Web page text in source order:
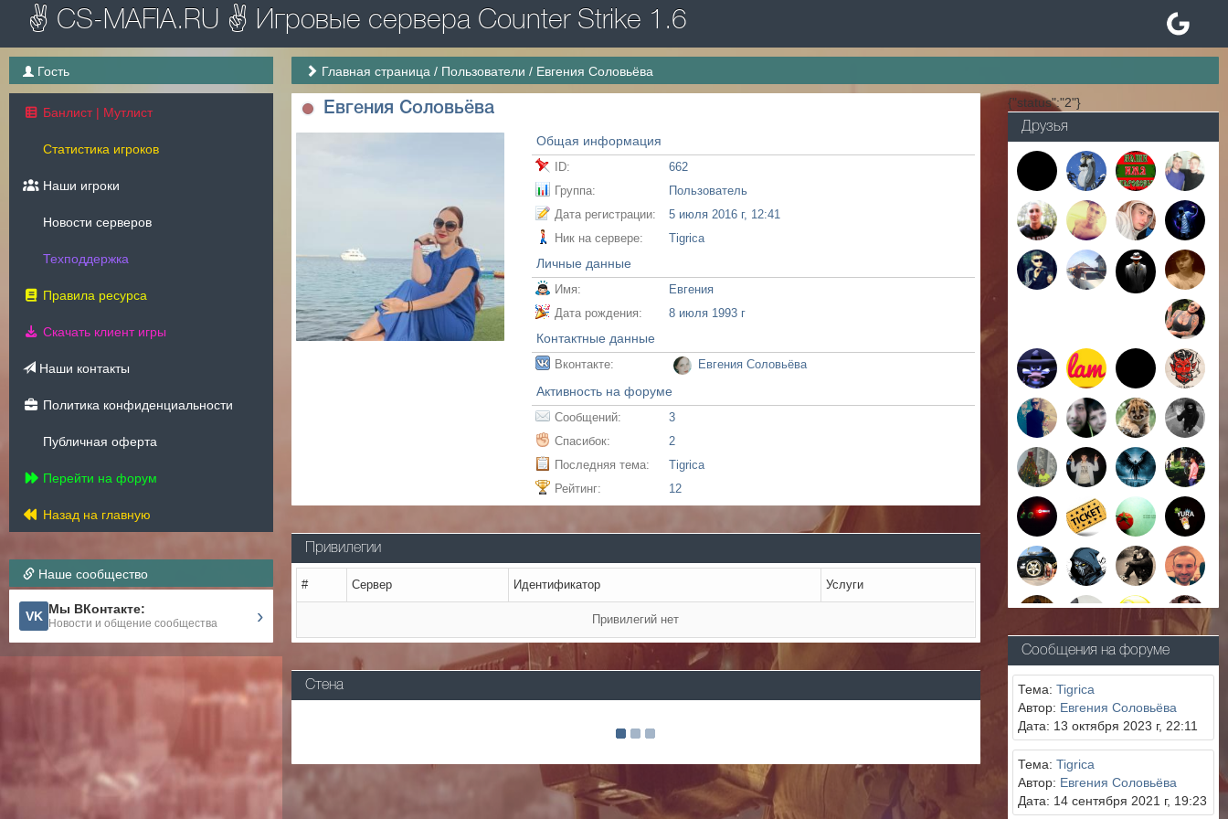
✌ CS-MAFIA.RU ✌ Игровые сервера Counter Strike 1.6
Гость
Банлист | Мутлист
Статистика игроков
Наши игроки
Новости серверов
Техподдержка
Правила ресурса
Скачать клиент игры
Наши контакты
Политика конфиденциальности
Публичная оферта
Перейти на форум
Назад на главную
Наше сообщество
VK Мы ВКонтакте:
Новости и общение сообщества ›
Главная страница / Пользователи / Евгения Соловьёва
Евгения Соловьёва
Общая информация
ID:
662
Группа:
Пользователь
Дата регистрации:
5 июля 2016 г, 12:41
Ник на сервере:
Tigrica
Личные данные
Имя:
Евгения
Дата рождения:
8 июля 1993 г
Контактные данные
Вконтакте: Евгения Соловьёва
Активность на форуме
Сообщений:
3
Спасибок:
2
Последняя тема:
Tigrica
Рейтинг:
12
Привилегии
# Сервер Идентификатор Услуги
Привилегий нет
Стена
{"status":"2"}
Друзья
Сообщения на форуме
Тема: Tigrica
Автор: Евгения Соловьёва
Дата: 13 октября 2023 г, 22:11
Тема: Tigrica
Автор: Евгения Соловьёва
Дата: 14 сентября 2021 г, 19:23